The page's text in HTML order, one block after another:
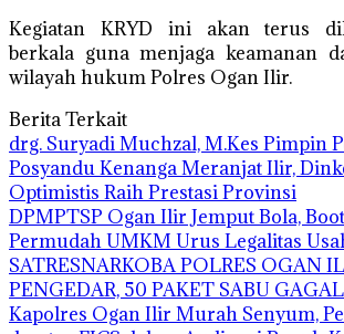
Kegiatan KRYD ini akan terus
berkala guna menjaga keamanan
wilayah hukum Polres Ogan Ilir.
Berita Terkait
drg. Suryadi Muchzal, M.Kes Pimpin
Posyandu Kenanga Meranjat Ilir,
Optimistis Raih Prestasi Provinsi
DPMPTSP Ogan Ilir Jemput Bola,
Permudah UMKM Urus Legalitas
SATRESNARKOBA POLRES OGAN
PENGEDAR, 50 PAKET SABU
Kapolres Ogan Ilir Murah Senyum,